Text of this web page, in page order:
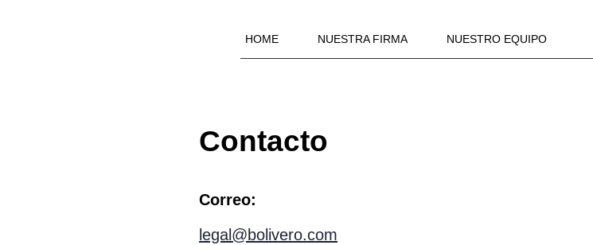
HOME NUESTRA FIRMA NUESTRO EQUIPO
Contacto
Correo:
legal@bolivero.com